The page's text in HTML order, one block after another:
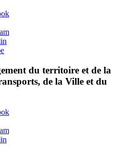
du territoire et de la
de la Ville et du